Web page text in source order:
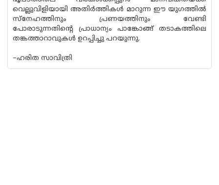
വെല്ലുവിളിയായി അതിർത്തികൾ മാറുന്ന ഈ യുഗത്തിൽ
സ്നേഹത്തിനും പ്രണയത്തിനും വേണ്ടി
പോരാടുന്നതിന്റെ പ്രാധാന്യം പാങ്കോങ്ങ് തടാകത്തിലെ
തങ്കത്താറാവുകൾ ഉറപ്പിച്ചു പറയുന്നു.
–ഹരിത സാവിത്രി